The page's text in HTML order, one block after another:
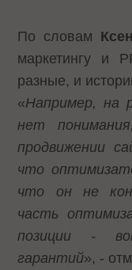
По словам
маркетингу и
разные, и
«Например, на
нет
продвижении
что
что он не
часть
позиции -
гарантий», -